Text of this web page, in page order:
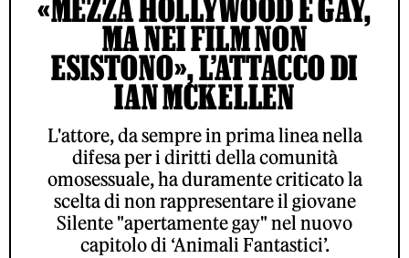
«MEZZA HOLLYWOOD È GAY,
MA NEI FILM NON
ESISTONO», L’ATTACCO DI
IAN MCKELLEN
L'attore, da sempre in prima linea nella
difesa per i diritti della comunità
omosessuale, ha duramente criticato la
scelta di non rappresentare il giovane
Silente "apertamente gay" nel nuovo
capitolo di ‘Animali Fantastici’.